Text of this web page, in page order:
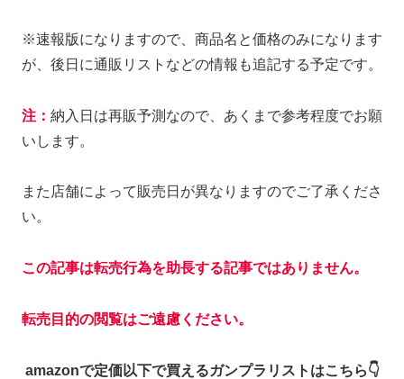
※速報版になりますので、商品名と価格のみになります
が、後日に通販リストなどの情報も追記する予定です。
注： 納入日は再販予測なので、あくまで参考程度でお願
いします。
また店舗によって販売日が異なりますのでご了承くださ
い。
この記事は転売行為を助長する記事ではありません。
転売目的の閲覧はご遠慮ください。
amazonで定価以下で買えるガンプラリストはこちら👇